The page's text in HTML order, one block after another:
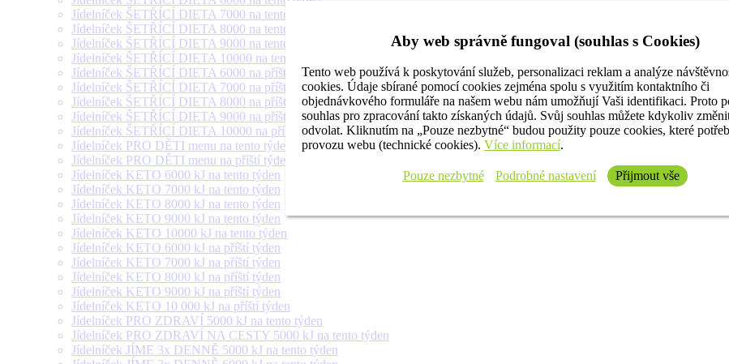
Aby web správně fungoval (souhlas s Cookies)
Tento web používá k poskytování služeb, personalizaci reklam a analýze
cookies. Údaje sbírané pomocí cookies zejména spolu s využitím kontaktního či
objednávkového formuláře na našem webu nám umožňují Vaši identifikaci. Proto
souhlas pro zpracování takto získaných údajů. Svůj souhlas můžete kdykoliv
odvolat. Kliknutím na „Pouze nezbytné“ budou použity pouze cookies, které
provozu webu (technické cookies). Více informací.
Pouze nezbytné Podrobné nastavení Přijmout vše
Jídelníček ŠETŘÍCÍ DIETA 7000 na tento týden
Jídelníček ŠETŘÍCÍ DIETA 8000 na tento týden
Jídelníček ŠETŘÍCÍ DIETA 9000 na tento týden
Jídelníček ŠETŘÍCÍ DIETA 10000 na tento týden
Jídelníček ŠETŘÍCÍ DIETA 6000 na příští týden
Jídelníček ŠETŘÍCÍ DIETA 7000 na příští týden
Jídelníček ŠETŘÍCÍ DIETA 8000 na příští týden
Jídelníček ŠETŘÍCÍ DIETA 9000 na příští týden
Jídelníček ŠETŘÍCÍ DIETA 10000 na příští týden
Jídelníček PRO DĚTI menu na tento týden
Jídelníček PRO DĚTI menu na příští týden
Jídelníček KETO 6000 kJ na tento týden
Jídelníček KETO 7000 kJ na tento týden
Jídelníček KETO 8000 kJ na tento týden
Jídelníček KETO 9000 kJ na tento týden
Jídelníček KETO 10000 kJ na tento týden
Jídelníček KETO 6000 kJ na příští týden
Jídelníček KETO 7000 kJ na příští týden
Jídelníček KETO 8000 kJ na příští týden
Jídelníček KETO 9000 kJ na příští týden
Jídelníček KETO 10 000 kJ na příští týden
Jídelníček PRO ZDRAVÍ 5000 kJ na tento týden
Jídelníček PRO ZDRAVÍ NA CESTY 5000 kJ na tento týden
Jídelníček JÍME 3x DENNĚ 5000 kJ na tento týden